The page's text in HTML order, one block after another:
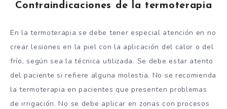
Contraindicaciones de la termoterapia
En la termoterapia se debe tener especial atención en no
crear lesiones en la piel con la aplicación del calor o del
frío, según sea la técnica utilizada. Se debe estar atento
del paciente si refiere alguna molestia. No se recomienda
la termoterapia en pacientes que presenten problemas
de irrigación. No se debe aplicar en zonas con procesos